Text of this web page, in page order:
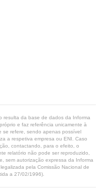
resulta da base de dados da Informa
e faz referência unicamente à
se refere, sendo apenas possível
a respetiva empresa ou ENI. Caso
contactando, para o efeito, o
relatório não pode ser reproduzido,
sem autorização expressa da Informa
pela Comissão Nacional de
a 27/02/1996).